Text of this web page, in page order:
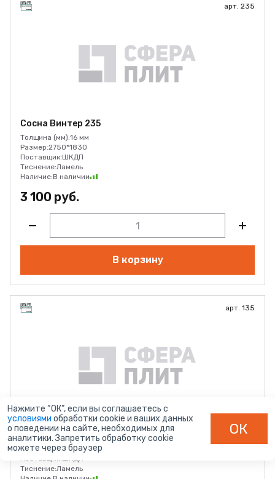
арт. 235
Сосна Винтер 235
Толщина (мм):16 мм
Размер:2750*1830
Поставщик:ШКДП
Тиснение:Ламель
Наличие:В наличии
3 100 руб.
В корзину
арт. 135
Дуб Делано 135
Толщина (мм): 10 мм
Размер:2750*1830
Поставщик:ШКДП
Тиснение:Ламель
Нажмите “ОК”, если вы соглашаетесь с
условиями обработки cookie и ваших данных
о поведении на сайте, необходимых для
аналитики. Запретить обработку cookie
можете через браузер
ОК